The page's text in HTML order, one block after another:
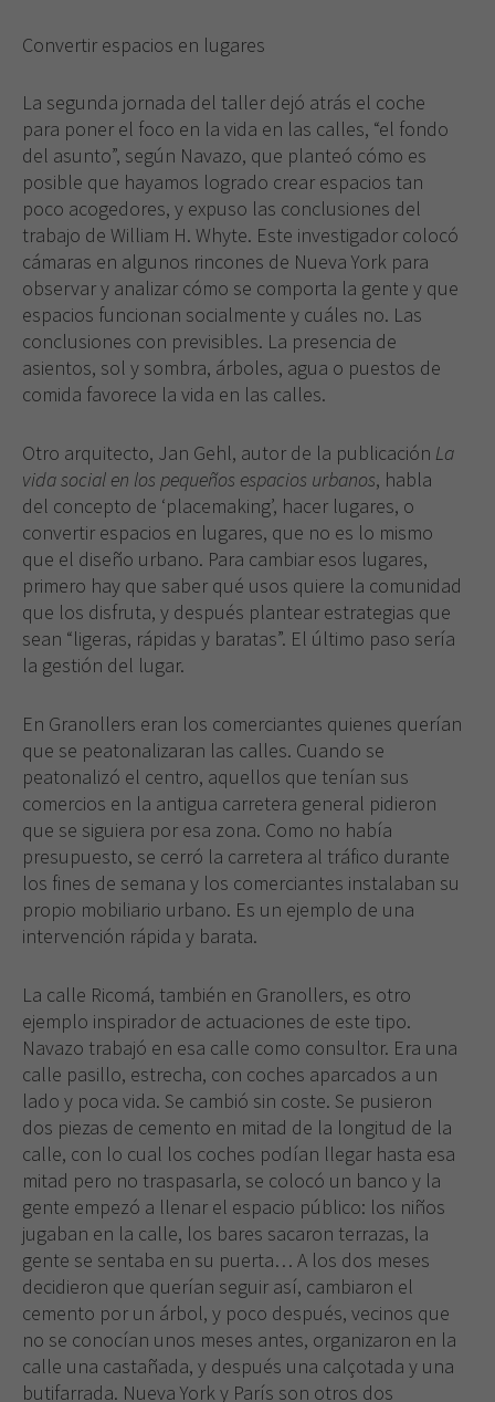
Convertir espacios en lugares
La segunda jornada del taller dejó atrás el coche
para poner el foco en la vida en las calles, “el fondo
del asunto”, según Navazo, que planteó cómo es
posible que hayamos logrado crear espacios tan
poco acogedores, y expuso las conclusiones del
trabajo de William H. Whyte. Este investigador colocó
cámaras en algunos rincones de Nueva York para
observar y analizar cómo se comporta la gente y que
espacios funcionan socialmente y cuáles no. Las
conclusiones con previsibles. La presencia de
asientos, sol y sombra, árboles, agua o puestos de
comida favorece la vida en las calles.
Otro arquitecto, Jan Gehl, autor de la publicación La
vida social en los pequeños espacios urbanos, habla
del concepto de ‘placemaking’, hacer lugares, o
convertir espacios en lugares, que no es lo mismo
que el diseño urbano. Para cambiar esos lugares,
primero hay que saber qué usos quiere la comunidad
que los disfruta, y después plantear estrategias que
sean “ligeras, rápidas y baratas”. El último paso sería
la gestión del lugar.
En Granollers eran los comerciantes quienes querían
que se peatonalizaran las calles. Cuando se
peatonalizó el centro, aquellos que tenían sus
comercios en la antigua carretera general pidieron
que se siguiera por esa zona. Como no había
presupuesto, se cerró la carretera al tráfico durante
los fines de semana y los comerciantes instalaban su
propio mobiliario urbano. Es un ejemplo de una
intervención rápida y barata.
La calle Ricomá, también en Granollers, es otro
ejemplo inspirador de actuaciones de este tipo.
Navazo trabajó en esa calle como consultor. Era una
calle pasillo, estrecha, con coches aparcados a un
lado y poca vida. Se cambió sin coste. Se pusieron
dos piezas de cemento en mitad de la longitud de la
calle, con lo cual los coches podían llegar hasta esa
mitad pero no traspasarla, se colocó un banco y la
gente empezó a llenar el espacio público: los niños
jugaban en la calle, los bares sacaron terrazas, la
gente se sentaba en su puerta… A los dos meses
decidieron que querían seguir así, cambiaron el
cemento por un árbol, y poco después, vecinos que
no se conocían unos meses antes, organizaron en la
calle una castañada, y después una calçotada y una
butifarrada. Nueva York y París son otros dos
Necesarias
Estas
cookies no
son
necesarias
funcione la
web.
Experiencia
Para que
nuestra web
funcione lo
mejor posible
durante tu
visita. Si
rechaza estas
cookies,
algunas
funcionalidades
desaparecerán
de la web.